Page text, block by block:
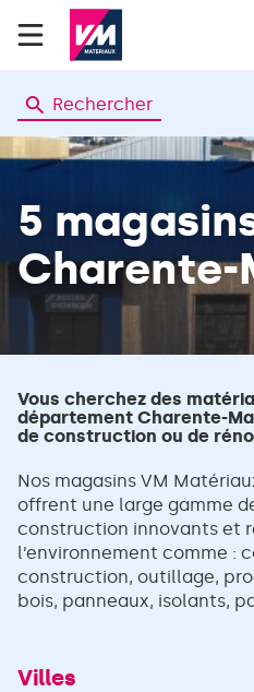
Rechercher
5
Vous cherchez des
département Charente-
de construction ou de
Nos magasins VM
offrent une large gamme
construction innovants et
l’environnement comme :
construction, outillage,
bois, panneaux, isolants,
Villes